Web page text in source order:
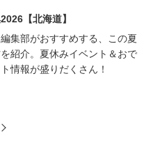
【北海道】
集部がおすすめする、この夏
紹介。夏休みイベント＆おで
情報が盛りだくさん！